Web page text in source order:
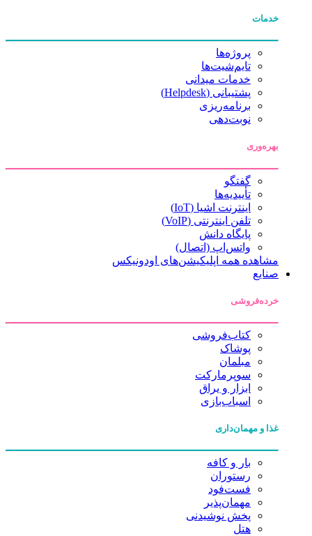
خدمات
پروژه‌ها
تایم‌شیت‌ها
خدمات میدانی
پشتیبانی (Helpdesk)
برنامه‌ریزی
نوبت‌دهی
بهره‌وری
گفتگو
تأییدیه‌ها
اینترنت اشیا (IoT)
تلفن اینترنتی (VoIP)
پایگاه دانش
واتس‌اپ (اتصال)
مشاهده همه اپلیکیشن‌های اودونیکس
صنایع
خرده‌فروشی
کتاب‌فروشی
پوشاک
مبلمان
سوپرمارکت
ابزار و یراق
اسباب‌بازی
غذا و مهمان‌داری
بار و کافه
رستوران
فست‌فود
مهمان‌پذیر
پخش نوشیدنی
هتل